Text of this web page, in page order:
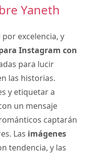
Yaneth
excelencia, y
Instagram con
para lucir
las historias.
y etiquetar a
un mensaje
captarán
Las imágenes
tendencia, y las